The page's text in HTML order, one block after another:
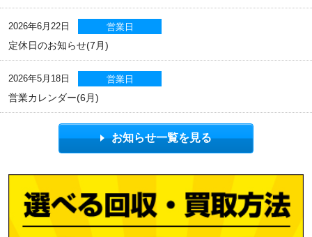
2026年6月22日 営業日
定休日のお知らせ(7月)
2026年5月18日 営業日
営業カレンダー(6月)
お知らせ一覧を見る